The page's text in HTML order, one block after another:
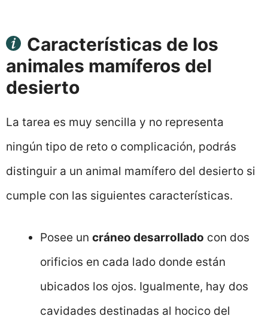
Características de los
animales mamíferos del
desierto
La tarea es muy sencilla y no representa
ningún tipo de reto o complicación, podrás
distinguir a un animal mamífero del desierto si
cumple con las siguientes características.
Posee un cráneo desarrollado con dos
orificios en cada lado donde están
ubicados los ojos. Igualmente, hay dos
cavidades destinadas al hocico del